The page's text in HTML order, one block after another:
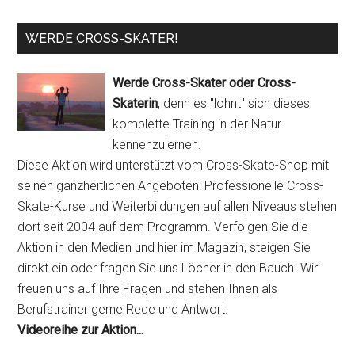
WERDE CROSS-SKATER!
Werde Cross-Skater oder Cross-
Skaterin, denn es "lohnt" sich dieses
komplette Training in der Natur
kennenzulernen.
Diese Aktion wird unterstützt vom Cross-Skate-Shop mit
seinen ganzheitlichen Angeboten: Professionelle Cross-
Skate-Kurse und Weiterbildungen auf allen Niveaus stehen
dort seit 2004 auf dem Programm. Verfolgen Sie die
Aktion in den Medien und hier im Magazin, steigen Sie
direkt ein oder fragen Sie uns Löcher in den Bauch. Wir
freuen uns auf Ihre Fragen und stehen Ihnen als
Berufstrainer gerne Rede und Antwort.
Videoreihe zur Aktion...